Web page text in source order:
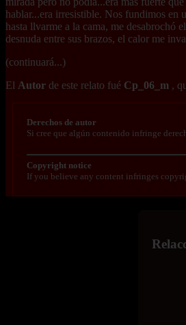
hablar...era irresistible. Nos fundimos en
hasta llvarme a la cama, me desabrochó
desnuda entre sus brazos, el calor me
(continuará...)
El Autor de este relato fué Cp_06_m ,
Derechos de autor
Si cree que algún contenido infringe
Copyright notice
If you believe any content infringes